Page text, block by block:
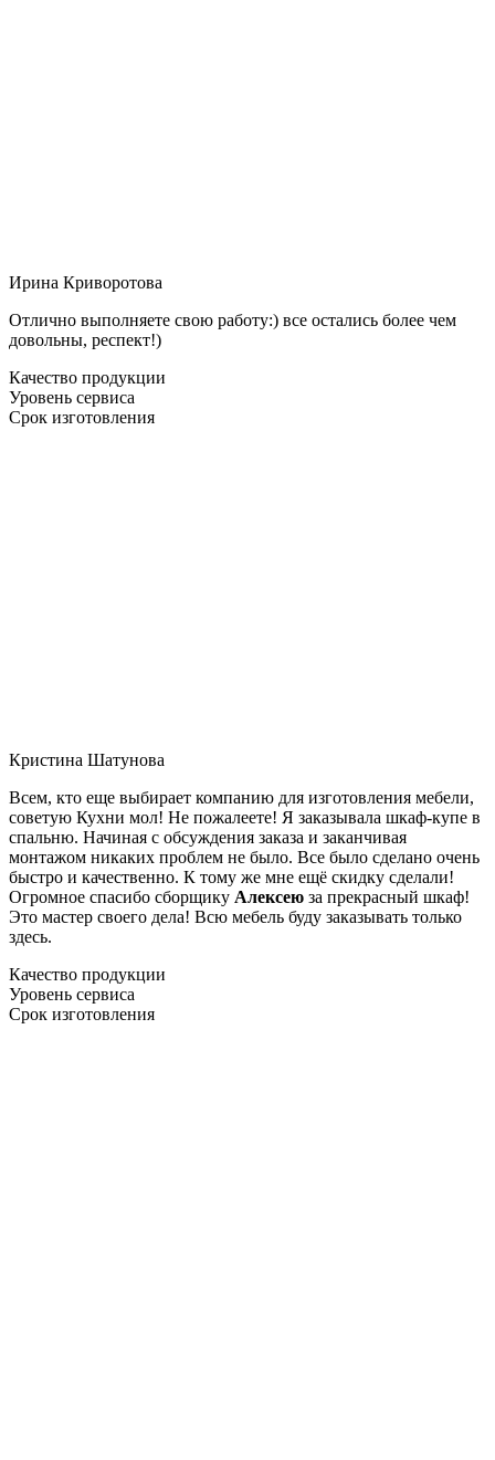
Ирина Криворотова
Отлично выполняете свою работу:) все остались более чем
довольны, респект!)
Качество продукции
Уровень сервиса
Срок изготовления
Кристина Шатунова
Всем, кто еще выбирает компанию для изготовления мебели,
советую Кухни мол! Не пожалеете! Я заказывала шкаф-купе в
спальню. Начиная с обсуждения заказа и заканчивая
монтажом никаких проблем не было. Все было сделано очень
быстро и качественно. К тому же мне ещё скидку сделали!
Огромное спасибо сборщику Алексею за прекрасный шкаф!
Это мастер своего дела! Всю мебель буду заказывать только
здесь.
Качество продукции
Уровень сервиса
Срок изготовления